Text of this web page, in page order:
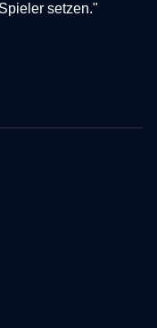
setzen."